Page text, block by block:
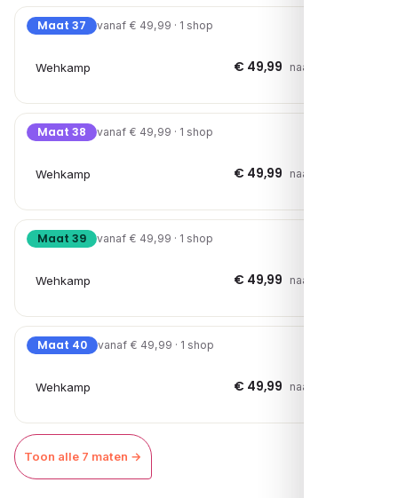
Maat 37 vanaf € 49,99 · 1 shop
Wehkamp € 49,99 naar shop →
Maat 38 vanaf € 49,99 · 1 shop
Wehkamp € 49,99 naar shop →
Maat 39 vanaf € 49,99 · 1 shop
Wehkamp € 49,99 naar shop →
Maat 40 vanaf € 49,99 · 1 shop
Wehkamp € 49,99 naar shop →
Toon alle 7 maten →